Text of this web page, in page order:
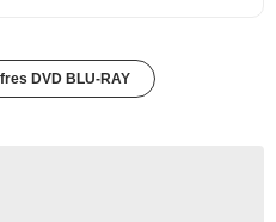
DVD BLU-RAY